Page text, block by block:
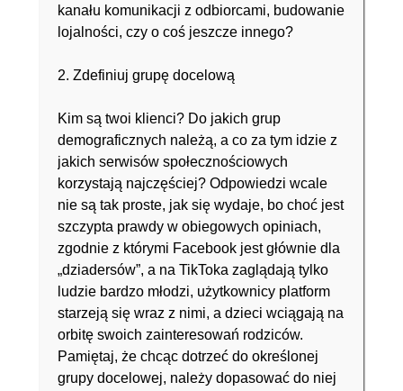
kanału komunikacji z odbiorcami, budowanie
lojalności, czy o coś jeszcze innego?
2. Zdefiniuj grupę docelową
Kim są twoi klienci? Do jakich grup
demograficznych należą, a co za tym idzie z
jakich serwisów społecznościowych
korzystają najczęściej? Odpowiedzi wcale
nie są tak proste, jak się wydaje, bo choć jest
szczypta prawdy w obiegowych opiniach,
zgodnie z którymi Facebook jest głównie dla
„dziadersów”, a na TikToka zaglądają tylko
ludzie bardzo młodzi, użytkownicy platform
starzeją się wraz z nimi, a dzieci wciągają na
orbitę swoich zainteresowań rodziców.
Pamiętaj, że chcąc dotrzeć do określonej
grupy docelowej, należy dopasować do niej